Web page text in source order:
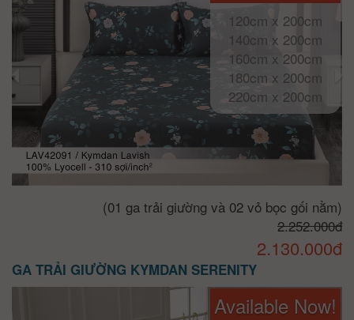
120cm x 200cm
140cm x 200cm
160cm x 200cm
180cm x 200cm
220cm x 200cm
(01 ga trải giường và 02 vỏ bọc gối nằm)
2.252.000đ
2.130.000đ
GA TRẢI GIƯỜNG KYMDAN SERENITY
Available Now!